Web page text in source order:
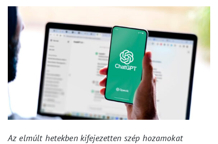
Az elmúlt hetekben kifejezetten szép hozamokat